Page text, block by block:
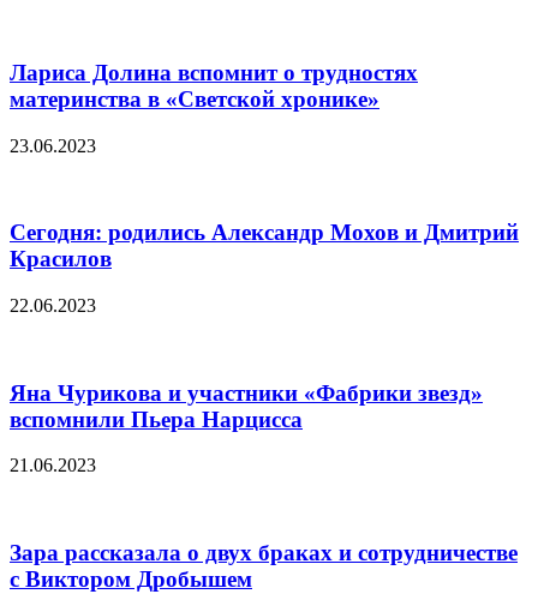
Лариса Долина вспомнит о трудностях
материнства в «Светской хронике»
23.06.2023
Сегодня: родились Александр Мохов и Дмитрий
Красилов
22.06.2023
Яна Чурикова и участники «Фабрики звезд»
вспомнили Пьера Нарцисса
21.06.2023
Зара рассказала о двух браках и сотрудничестве
с Виктором Дробышем